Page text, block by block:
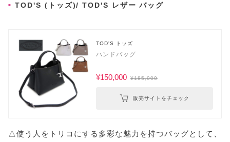
TOD'S (トッズ)/ TOD'S レザー バッグ
TOD'S トッズ
ハンドバッグ
¥150,000 ¥185,900
販売サイトをチェック
△使う人をトリコにする多彩な魅力を持つバッグとして、